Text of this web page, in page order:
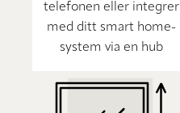
telefonen eller integrer
med ditt smart home-
system via en hub